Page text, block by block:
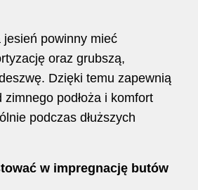
powinny mieć
oraz grubszą,
Dzięki temu zapewnią
zimnego podłoża i komfort
podczas dłuższych
w impregnację butów